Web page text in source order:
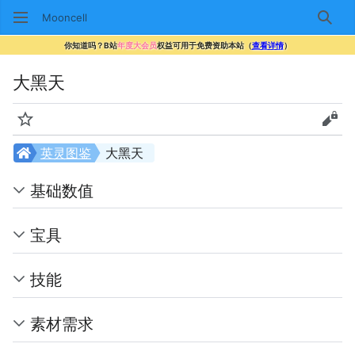
Mooncell 搜索
你知道吗？B站年度大会员权益可用于免费资助本站（查看详情）
大黑天
监视 查看
大黑天
英灵图鉴
基础数值
宝具
技能
素材需求